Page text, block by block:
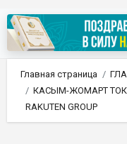
Главная страница
КАСЫМ-ЖОМАРТ
RAKUTEN GROUP